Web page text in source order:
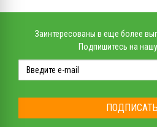
Заинтересованы в еще более
Подпишитесь на